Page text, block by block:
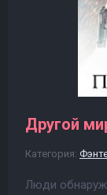
Другой
Категория:
Люди